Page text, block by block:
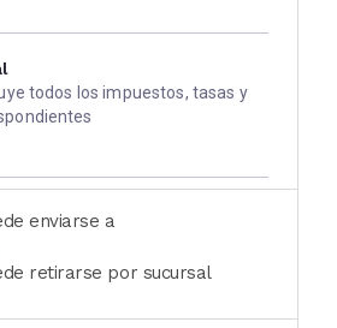
todos los impuestos, tasas y
enviarse a
números)
CALCULAR
retirarse por sucursal